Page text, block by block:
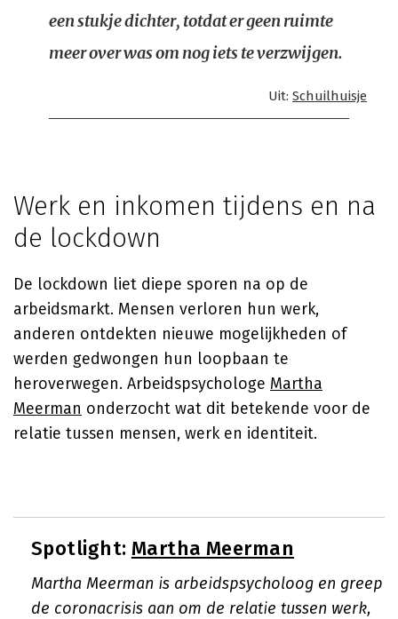
een stukje dichter, totdat er geen ruimte
meer over was om nog iets te verzwijgen.
Uit: Schuilhuisje
Werk en inkomen tijdens en na
de lockdown
De lockdown liet diepe sporen na op de
arbeidsmarkt. Mensen verloren hun werk,
anderen ontdekten nieuwe mogelijkheden of
werden gedwongen hun loopbaan te
heroverwegen. Arbeidspsychologe Martha
Meerman onderzocht wat dit betekende voor de
relatie tussen mensen, werk en identiteit.
Spotlight: Martha Meerman
Martha Meerman is arbeidspsycholoog en greep
de coronacrisis aan om de relatie tussen werk,